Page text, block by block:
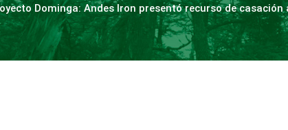
Dominga: Andes Iron presentó recurso de